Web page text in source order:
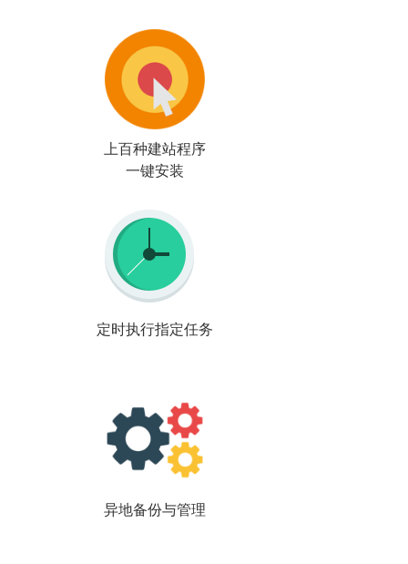
上百种建站程序
一键安装
定时执行指定任务
异地备份与管理